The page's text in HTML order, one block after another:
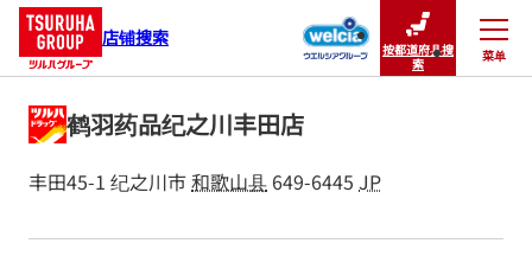
店铺搜索
按都道府县搜
索
菜单
关闭
鹤羽药品纪之川丰田店
丰田45-1 纪之川市和歌山县 649-6445 JP